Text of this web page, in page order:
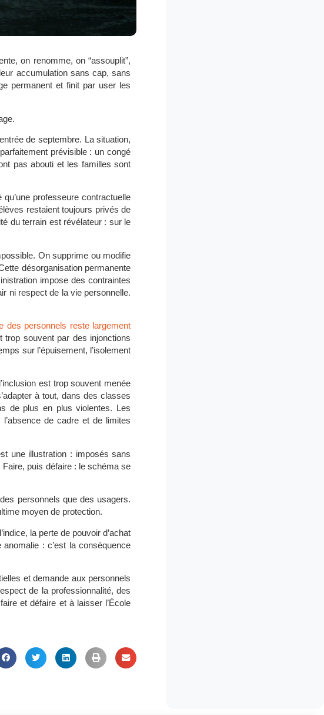
on renomme, on “assouplit”,
accumulation sans cap, sans
permanent et finit par user les
de septembre. La situation,
prévisible : un congé
pas abouti et les familles sont
professeure contractuelle
restaient toujours privés de
du terrain est révélateur : sur le
On supprime ou modifie
désorganisation permanente
impose des contraintes
ni respect de la vie personnelle.
des personnels reste largement
trop souvent par des injonctions
sur l’épuisement, l’isolement
est trop souvent menée
à tout, dans des classes
de plus en plus violentes. Les
de cadre et de limites
une illustration : imposés sans
puis défaire : le schéma se
personnels que des usagers.
moyen de protection.
la perte de pouvoir d’achat
: c’est la conséquence
et demande aux personnels
de la professionnalité, des
et défaire et à laisser l’École